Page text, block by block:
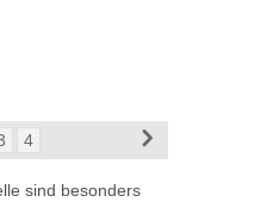
4
sind besonders